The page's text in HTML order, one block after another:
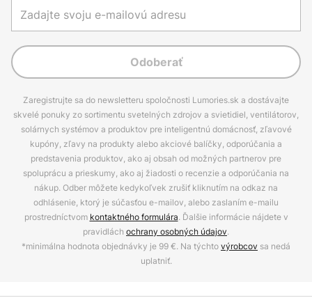
Odoberať
Zaregistrujte sa do newsletteru spoločnosti Lumories.sk a dostávajte
skvelé ponuky zo sortimentu svetelných zdrojov a svietidiel, ventilátorov,
solárnych systémov a produktov pre inteligentnú domácnosť, zľavové
kupóny, zľavy na produkty alebo akciové balíčky, odporúčania a
predstavenia produktov, ako aj obsah od možných partnerov pre
spoluprácu a prieskumy, ako aj žiadosti o recenzie a odporúčania na
nákup. Odber môžete kedykoľvek zrušiť kliknutím na odkaz na
odhlásenie, ktorý je súčasťou e-mailov, alebo zaslaním e-mailu
prostredníctvom kontaktného formulára. Ďalšie informácie nájdete v
pravidlách ochrany osobných údajov.
*minimálna hodnota objednávky je 99 €. Na týchtovýrobcov sa nedá
uplatniť.